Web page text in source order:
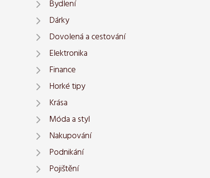
Bydlení
Dárky
Dovolená a cestování
Elektronika
Finance
Horké tipy
Krása
Móda a styl
Nakupování
Podnikání
Pojištění